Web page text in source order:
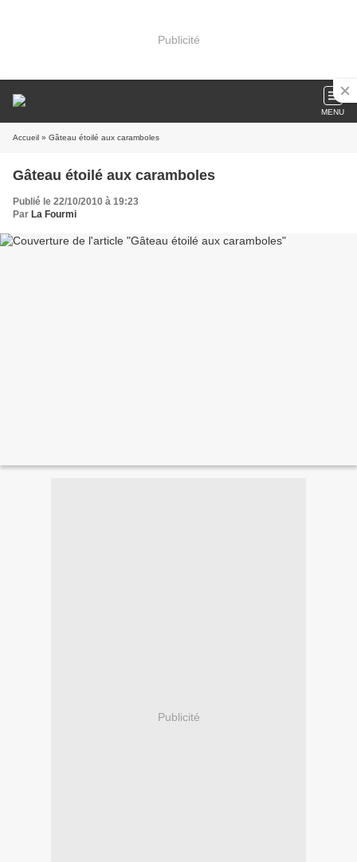
Publicité
MENU
Accueil » Gâteau étoilé aux caramboles
Gâteau étoilé aux caramboles
Publié le 22/10/2010 à 19:23
Par La Fourmi
Publicité